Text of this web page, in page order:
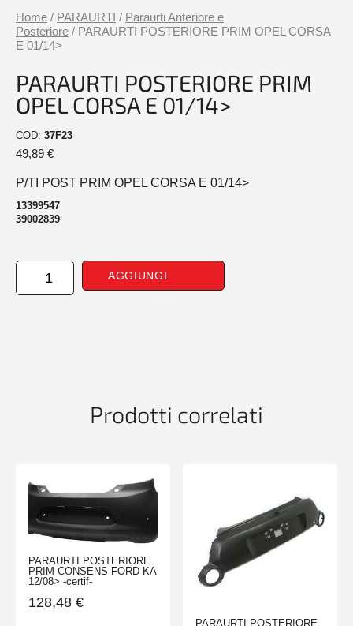
Home / PARAURTI / Paraurti Anteriore e
Posteriore / PARAURTI POSTERIORE PRIM OPEL CORSA
E 01/14>
PARAURTI POSTERIORE PRIM
OPEL CORSA E 01/14>
COD: 37F23
49,89 €
P/TI POST PRIM OPEL CORSA E 01/14>
13399547
39002839
PARAURTI
POSTERIORE
AGGIUNGI
Prodotti correlati
PARAURTI POSTERIORE
PRIM CONSENS FORD KA
12/08> -certif-
128,48 €
PARAURTI POSTERIORE